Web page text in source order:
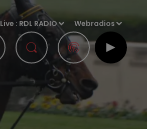
Live : RDL RADIO Webradios